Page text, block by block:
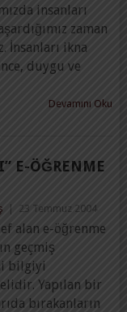
insanları
zaman
İnsanları ikna
duygu ve
Devamını Oku
E-ÖĞRENME
23 Temmuz 2004
alan e-öğrenme
geçmiş
bilgiyi
Yapılan bir
bırakanların